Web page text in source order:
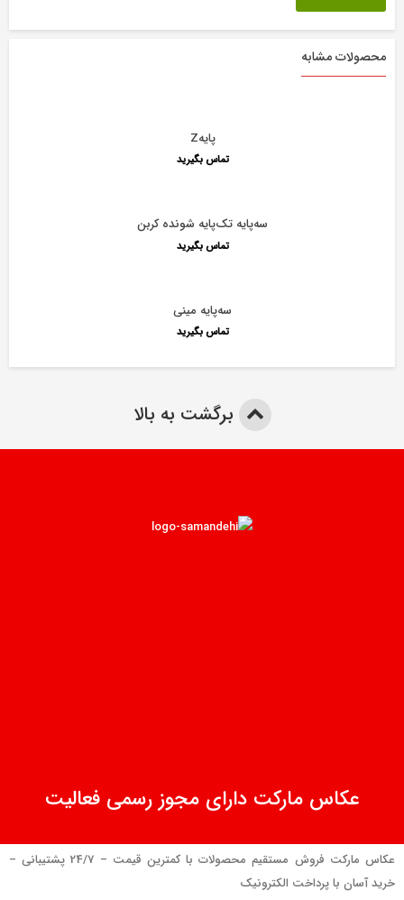
محصولات مشابه
پایهZ
تماس بگیرید
سه‌پایه تک‌پایه شونده کربن
تماس بگیرید
سه‌پایه مینی
تماس بگیرید
برگشت به بالا
عکاس مارکت دارای مجوز رسمی فعالیت
عکاس مارکت فروش مستقیم محصولات با کمترین قیمت – 24/7 پشتیبانی –
خرید آسان با پرداخت الکترونیک